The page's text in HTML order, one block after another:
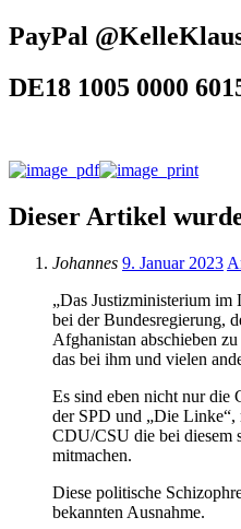
PayPal
DE18 1005 0000
Dieser Artikel
Johannes 9. Januar 2023
„Das Justizministerium im
bei der Bundesregierung,
Afghanistan abschieben
das bei ihm und vielen
Es sind eben nicht nur die
der SPD und „Die
CDU/CSU die bei diesem
mitmachen.
Diese politische
bekannten Ausnahme.